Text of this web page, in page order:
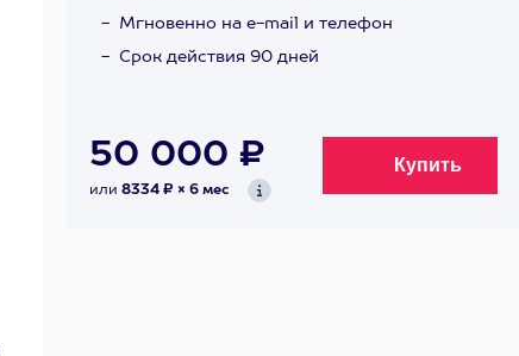
Мгновенно на e-mail и телефон
Срок действия 90 дней
50 000 ₽
или 8334 ₽ × 6 мес